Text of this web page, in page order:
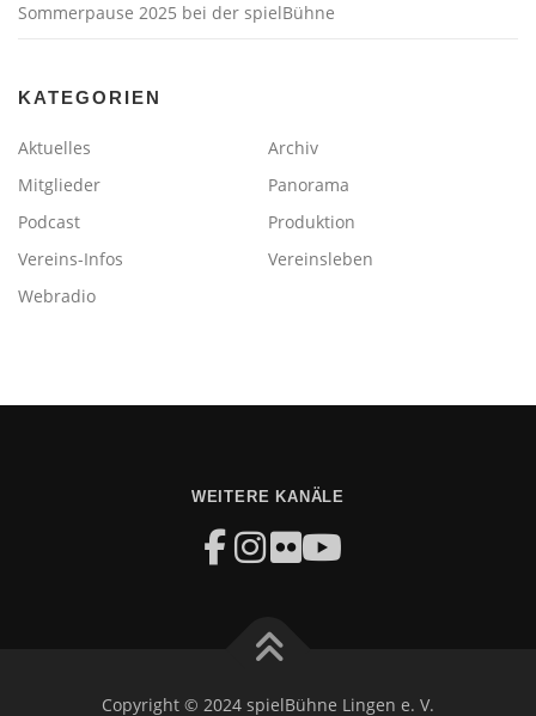
Sommerpause 2025 bei der spielBühne
KATEGORIEN
Aktuelles
Archiv
Mitglieder
Panorama
Podcast
Produktion
Vereins-Infos
Vereinsleben
Webradio
WEITERE KANÄLE
Copyright © 2024 spielBühne Lingen e. V.